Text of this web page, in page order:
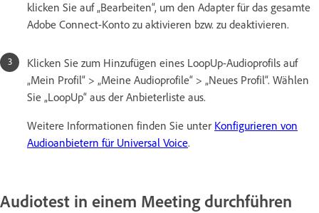
klicken Sie auf „Bearbeiten“, um den Adapter für das gesamte
Adobe Connect-Konto zu aktivieren bzw. zu deaktivieren.
Klicken Sie zum Hinzufügen eines LoopUp-Audioprofils auf
„Mein Profil“ > „Meine Audioprofile“ > „Neues Profil“. Wählen
Sie „LoopUp“ aus der Anbieterliste aus.
Weitere Informationen finden Sie unter Konfigurieren von
Audioanbietern für Universal Voice.
Audiotest in einem Meeting durchführen